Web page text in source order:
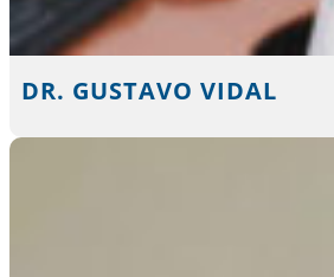
DR. GUSTAVO VIDAL​